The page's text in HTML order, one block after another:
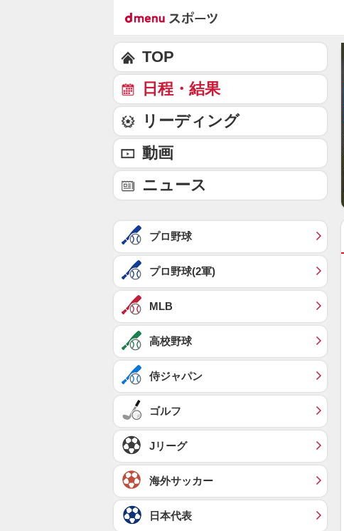
TOP
日程・結果
リーディング
動画
ニュース
プロ野球
プロ野球(2軍)
MLB
高校野球
侍ジャパン
ゴルフ
Jリーグ
海外サッカー
日本代表